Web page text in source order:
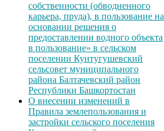
собственности (обводненного
карьера, пруда), в пользование на
основании решения о
предоставлении водного объекта
в пользование» в сельском
поселении Кунтугушевский
сельсовет муниципального
района Балтачевский район
Республики Башкортостан
О внесении изменений в
Правила землепользования и
застройки сельского поселения